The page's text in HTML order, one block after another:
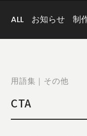
ABOUT
US
COMPANY
JOURNAL
US
ALL お知らせ 制
用語集｜その他
CTA